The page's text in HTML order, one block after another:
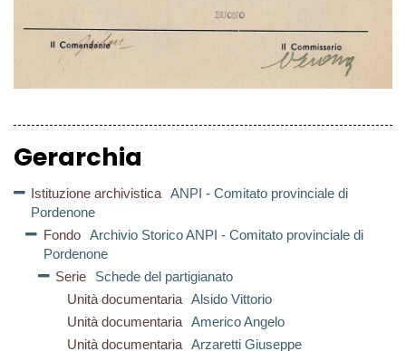
Gerarchia
Istituzione archivistica ANPI - Comitato provinciale di
Pordenone
Fondo
Archivio Storico ANPI - Comitato provinciale di
Pordenone
Serie
Schede del partigianato
Unità documentaria Alsido Vittorio
Unità documentaria Americo Angelo
Unità documentaria Arzaretti Giuseppe